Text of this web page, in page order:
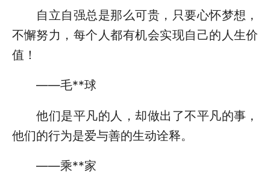
自立自强总是那么可贵，只要心怀梦想，
不懈努力，每个人都有机会实现自己的人生价
值！
——毛**球
他们是平凡的人，却做出了不平凡的事，
他们的行为是爱与善的生动诠释。
——乘**家